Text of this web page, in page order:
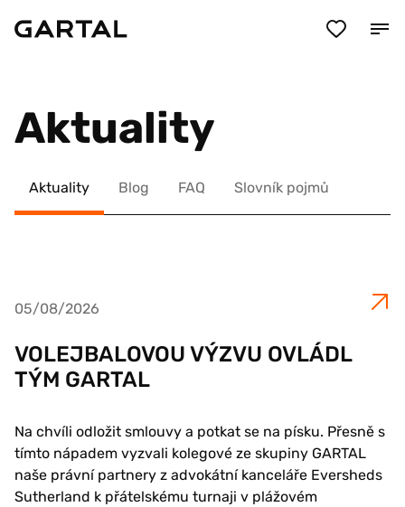
Aktuality
Aktuality Blog FAQ Slovník pojmů
05/08/2026
VOLEJBALOVOU VÝZVU OVLÁDL
TÝM GARTAL
Na chvíli odložit smlouvy a potkat se na písku. Přesně s
tímto nápadem vyzvali kolegové ze skupiny GARTAL
naše právní partnery z advokátní kanceláře Eversheds
Sutherland k přátelskému turnaji v plážovém